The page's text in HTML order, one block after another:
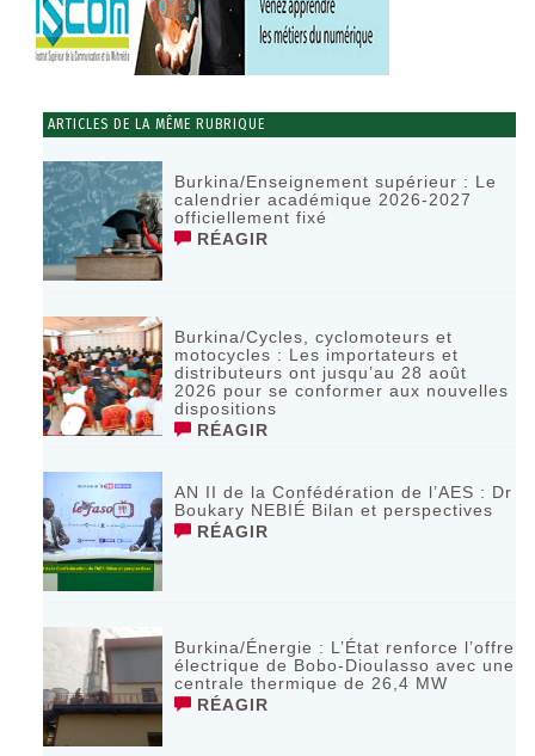
ARTICLES DE LA MÊME RUBRIQUE
Burkina/Enseignement supérieur : Le
calendrier académique 2026-2027
officiellement fixé
RÉAGIR
Burkina/Cycles, cyclomoteurs et
motocycles : Les importateurs et
distributeurs ont jusqu’au 28 août
2026 pour se conformer aux nouvelles
dispositions
RÉAGIR
AN II de la Confédération de l’AES : Dr
Boukary NEBIÉ Bilan et perspectives
RÉAGIR
Burkina/Énergie : L’État renforce l’offre
électrique de Bobo-Dioulasso avec une
centrale thermique de 26,4 MW
RÉAGIR